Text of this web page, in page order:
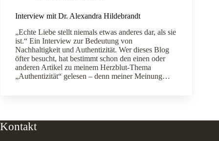
Interview mit Dr. Alexandra Hildebrandt
„Echte Liebe stellt niemals etwas anderes dar, als sie
ist.“ Ein Interview zur Bedeutung von
Nachhaltigkeit und Authentizität. Wer dieses Blog
öfter besucht, hat bestimmt schon den einen oder
anderen Artikel zu meinem Herzblut-Thema
„Authentizität“ gelesen – denn meiner Meinung…
Kontakt